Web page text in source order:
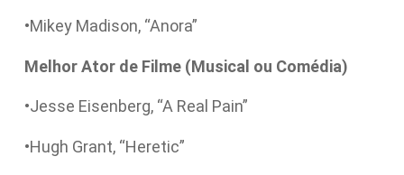
•Mikey Madison, “Anora”
Melhor Ator de Filme (Musical ou Comédia)
•Jesse Eisenberg, “A Real Pain”
•Hugh Grant, “Heretic”